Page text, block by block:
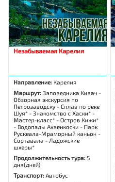
Незабываемая Карелия
Направление: Карелия
Маршрут:Заповедника Кивач -
Обзорная экскурсия по
Петрозаводску - Сплав по реке
Шуя* - Знакомство с Хаски* -
Мастер-класс* - Остров Кижи*
- Водопады Ахвенкоски - Парк
Рускеала-Мраморный каньон -
Сортавала - Ладожские
шхеры*
Продолжительность тура: 5
дня(дней)
Транспорт:Автобус